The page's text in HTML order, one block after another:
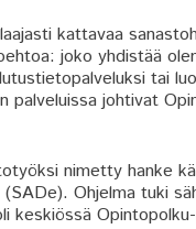
kattavaa
joko yhdistää
tai
palveluissa johtivat
nimetty hanke
Ohjelma tuki
keskiössä